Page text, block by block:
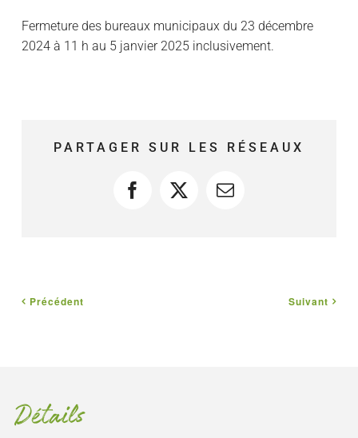
Fermeture des bureaux municipaux du 23 décembre
2024 à 11 h au 5 janvier 2025 inclusivement.
PARTAGER SUR LES RÉSEAUX
Facebook
X Courriel
Précédent Suivant
Détails